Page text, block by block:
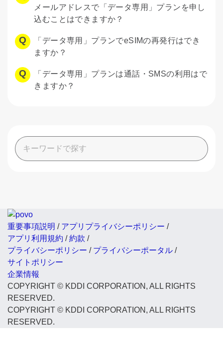
メールアドレスで「データ専用」プランを申し
込むことはできますか？
「データ専用」プランでeSIMの再発行はでき
ますか？
「データ専用」プランは通話・SMSの利用はで
きますか？
重要事項説明 / アプリプライバシーポリシー /
アプリ利用規約 /約款 /
プライバシーポリシー / プライバシーポータル /
サイトポリシー
企業情報
COPYRIGHT © KDDI CORPORATION, ALL RIGHTS
RESERVED.
COPYRIGHT © KDDI CORPORATION, ALL RIGHTS
RESERVED.